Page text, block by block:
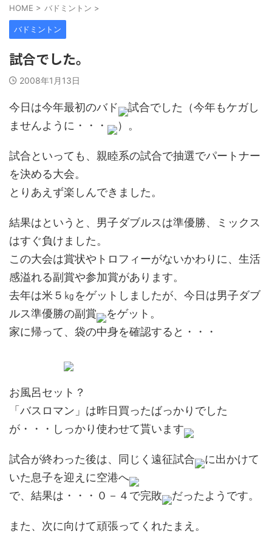
HOME > バドミントン >
バドミントン
試合でした。
2008年1月13日
今日は今年最初のバド
試合でした（今年もケガし
ませんように・・・
）。
試合といっても、親睦系の試合で抽選でパートナー
を決める大会。
とりあえず楽しんできました。
結果はというと、男子ダブルスは準優勝、ミックス
はすぐ負けました。
この大会は賞状やトロフィーがないかわりに、生活
感溢れる副賞や参加賞があります。
去年は米５㎏をゲットしましたが、今日は男子ダブ
ルス準優勝の副賞
をゲット。
家に帰って、袋の中身を確認すると・・・
お風呂セット？
「バスロマン」は昨日買ったばっかりでした
が・・・しっかり使わせて貰います
試合が終わった後は、同じく遠征試合
に出かけて
いた息子を迎えに空港へ
で、結果は・・・０－４で完敗
だったようです。
また、次に向けて頑張ってくれたまえ。